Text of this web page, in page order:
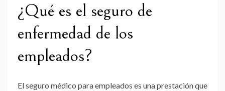
¿Qué es el seguro de
enfermedad de los
empleados?
El seguro médico para empleados es una prestación que